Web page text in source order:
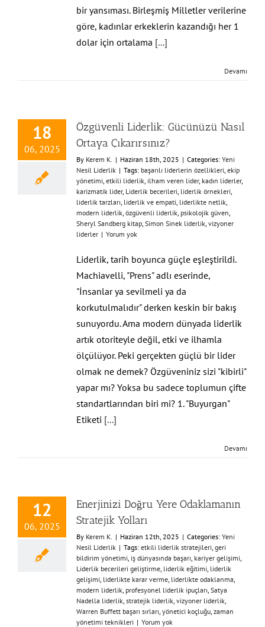
bir yansıması. Birleşmiş Milletler verilerine
göre, kadınlar erkeklerin kazandığı her 1
dolar için ortalama [...]
Devamı
18
06, 2025
Özgüvenli Liderlik: Gücünüzü Nasıl
Ortaya Çıkarırsınız?
By Kerem K. | Haziran 18th, 2025 | Categories: Yeni
Nesil Liderlik | Tags: başarılı liderlerin özellikleri, ekip
yönetimi, etkili liderlik, ilham veren lider, kadın liderler,
karizmatik lider, Liderlik becerileri, liderlik örnekleri,
liderlik tarzları, liderlik ve empati, liderlikte netlik,
modern liderlik, özgüvenli liderlik, psikolojik güven,
Sheryl Sandberg kitap, Simon Sinek liderlik, vizyoner
liderler | Yorum yok
Liderlik, tarih boyunca güçle eşleştirildi.
Machiavelli, "Prens" adlı eserinde,
"İnsanlar ya sevilmeli ya da
korkutulmalıdır" derken keskin bir bakış
sunuyordu. Ama modern dünyada liderlik
artık otoriteyle değil, etki ve ilhamla
ölçülüyor. Peki gerçekten güçlü bir lider
olmak ne demek? Özgüveniniz sizi "kibirli"
yapar mı? Yoksa bu sadece toplumun çifte
standartlarından biri mi? 1. "Buyurgan"
Etiketi [...]
Devamı
12
06, 2025
Enerjinizi Doğru Yere Odaklamanın
Stratejik Yolları
By Kerem K. | Haziran 12th, 2025 | Categories: Yeni
Nesil Liderlik | Tags: etkili liderlik stratejileri, geri
bildirim yönetimi, iş dünyasında başarı, kariyer gelişimi,
Liderlik becerileri geliştirme, liderlik eğitimi, liderlik
gelişimi, liderlikte karar verme, liderlikte odaklanma,
modern liderlik, profesyonel liderlik ipuçları, Satya
Nadella liderlik, stratejik liderlik, vizyoner liderlik,
Warren Buffett başarı sırları, yönetici koçluğu, zaman
yönetimi teknikleri | Yorum yok